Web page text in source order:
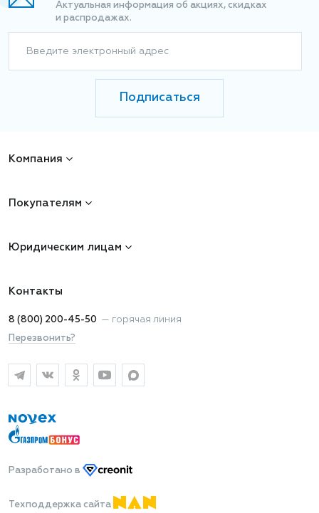
Актуальная информация об акциях, скидках
и распродажах.
Введите электронный адрес
Подписаться
Компания
Покупателям
Юридическим лицам
Контакты
8 (800) 200-45-50 — горячая линия
Перезвонить?
Разработано в
Техподдержка сайта